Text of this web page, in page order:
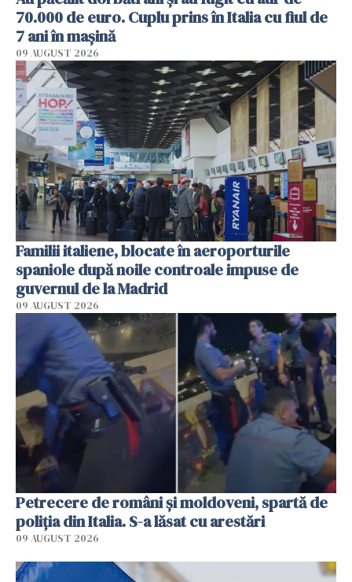
70.000 de euro. Cuplu prins în Italia cu fiul de
7 ani în mașină
09 AUGUST 2026
Familii italiene, blocate în aeroporturile
spaniole după noile controale impuse de
guvernul de la Madrid
09 AUGUST 2026
Petrecere de români și moldoveni, spartă de
poliția din Italia. S-a lăsat cu arestări
09 AUGUST 2026